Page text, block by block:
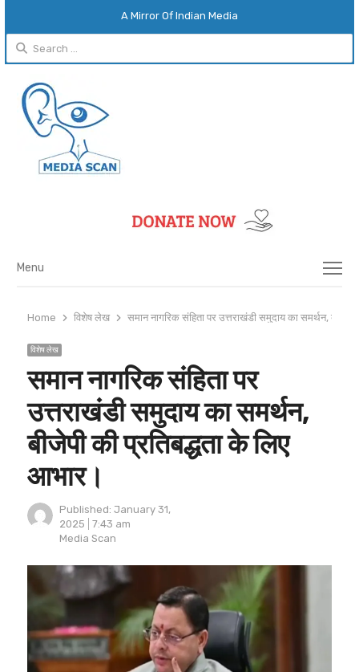
A Mirror Of Indian Media
Search
for:
Menu
Menu
Home विशेष लेख समान नागरिक संहिता पर उत्तराखंडी समुदाय का समर्थन,
विशेष लेख
समान नागरिक संहिता पर
उत्तराखंडी समुदाय का समर्थन,
बीजेपी की प्रतिबद्धता के लिए
आभार।
Published: January 31,
2025
7:43 am
Author
Media Scan